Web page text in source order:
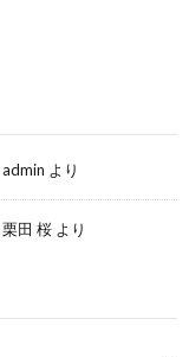
admin より
栗田 桜 より